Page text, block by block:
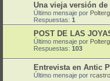
Una vieja versión
Último mensaje por
Respuestas: 1
POST DE LAS
Último mensaje por
Respuestas: 103
Entrevista en Antic
Último mensaje por rcastro